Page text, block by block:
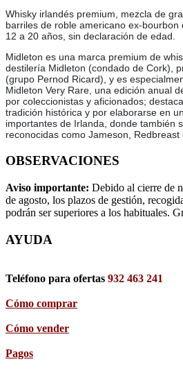
Whisky irlandés premium, mezcla de
barriles de roble americano ex-
12 a 20 años, sin declaración de edad.
Midleton es una marca premium de
destilería Midleton (condado de Cork),
(grupo Pernod Ricard), y es
Midleton Very Rare, una edición anual
por coleccionistas y aficionados;
tradición histórica y por elaborarse en
importantes de Irlanda, donde también
reconocidas como Jameson, Redbreast
OBSERVACIONES
Aviso importante: Debido al cierre de
de agosto, los plazos de gestión,
podrán ser superiores a los habituales.
AYUDA
Teléfono para ofertas 932 463 241
Cómo comprar
Cómo vender
Pagos